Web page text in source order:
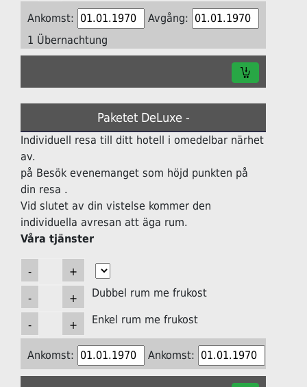
Ankomst:
Avgång:
1 Übernachtung
Paketet DeLuxe -
Individuell resa till ditt hotell i omedelbar närhet
av.
på Besök evenemanget som höjd punkten på
din resa .
Vid slutet av din vistelse kommer den
individuella avresan att äga rum.
Våra tjänster
Dubbel rum me frukost
Enkel rum me frukost
Ankomst: Ankomst: